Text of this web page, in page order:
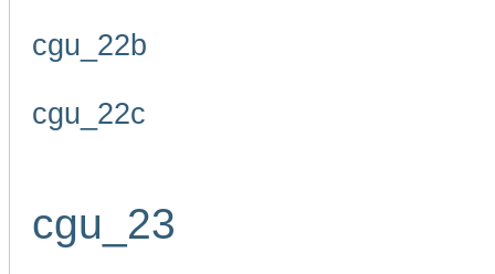
cgu_22b
cgu_22c
cgu_23